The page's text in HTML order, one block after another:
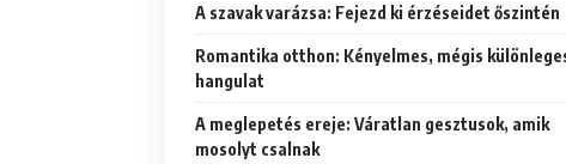
A szavak varázsa: Fejezd ki érzéseidet őszintén
Romantika otthon: Kényelmes, mégis
hangulat
A meglepetés ereje: Váratlan gesztusok, amik
mosolyt csalnak